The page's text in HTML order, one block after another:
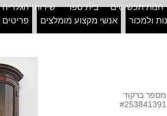
חנות תכשיטים בית ספר שירותי הגלריה
ולמכור אנשי מקצוע מומלצים
מספר ברקוד
#253841391